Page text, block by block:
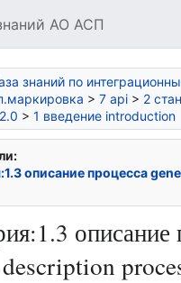
АО АСП
знаний по
> 7 api > 2
> 1 введение introduction
описание процесса
:1.3 описание